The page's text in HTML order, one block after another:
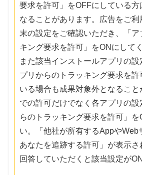
要求を許可」をOFFにしている方
なることがあります。広告をご
末の設定をご確認いただき、「ア
キング要求を許可」をONにして
また該当インストールアプリの
プリからのトラッキング要求を許
いる場合も成果対象外となるこ
での許可だけでなく各アプリの
らのトラッキング要求を許可」を
い。「他社が所有するAppやWeb
あなたを追跡する許可」が表示さ
回答していただくと該当設定が